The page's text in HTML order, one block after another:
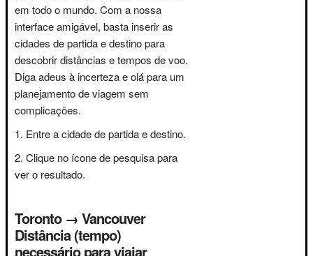
em todo o mundo. Com a nossa
interface amigável, basta inserir as
cidades de partida e destino para
descobrir distâncias e tempos de voo.
Diga adeus à incerteza e olá para um
planejamento de viagem sem
complicações.
Entre a cidade de partida e destino.
Clique no ícone de pesquisa para
ver o resultado.
Toronto → Vancouver
Distância (tempo)
necessário para viajar